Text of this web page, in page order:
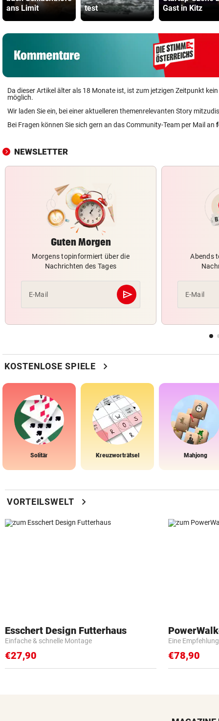
ans Limit
test
Gast in Kitz
Da dieser Artikel älter als 18 Monate ist, ist zum jetzigen Zeitpunkt
möglich.
Wir laden Sie ein, bei einer aktuelleren themenrelevanten Story
Bei Fragen können Sie sich gern an das Community-Team per Mail an
NEWSLETTER
Guten Morgen
Morgens topinformiert über die
Nachrichten des Tages
E-Mail send
Abschicken
Abends
E-Mail
KOSTENLOSE SPIELE chevron_right
Solitär Kreuzworträtsel Mahjong
VORTEILSWELT chevron_right
Esschert Design Futterhaus
Einfache & schnelle Montage
€27,90
Eine
€78,90